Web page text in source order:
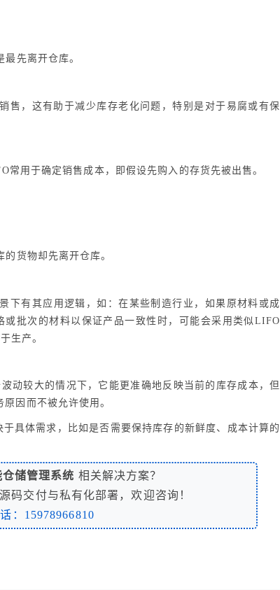
先离开仓库。
售，这有助于减少库存老化问题，特别是对于易腐或有保
常用于确定销售成本，即假设先购入的存货先被出售。
货物却先离开仓库。
下有其应用逻辑，如：在某些制造行业，如果原材料或成
批次的材料以保证产品一致性时，可能会采用类似LIFO
生产。
动较大的情况下，它能更准确地反映当前的库存成本，但
因而不被允许使用。
具体需求，比如是否需要保持库存的新鲜度、成本计算的
储管理系统 相关解决方案？
码交付与私有化部署，欢迎咨询！
：15978966810